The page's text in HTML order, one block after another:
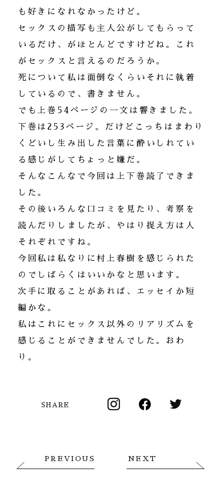
も好きになれなかったけど。
セックスの描写も主人公がしてもらって
いるだけ、がほとんどですけどね。これ
がセックスと言えるのだろうか。
死について私は面倒なくらいそれに執着
しているので、書きません。
でも上巻54ページの一文は響きました。
下巻は253ページ。だけどこっちはまわり
くどいし生み出した言葉に酔いしれてい
る感じがしてちょっと嫌だ。
そんなこんなで今回は上下巻読了できま
した。
その後いろんな口コミを見たり、考察を
読んだりしましたが、やはり捉え方は人
それぞれですね。
今回私は私なりに村上春樹を感じられた
のでしばらくはいいかなと思います。
次手に取ることがあれば、エッセイか短
編かな。
私はこれにセックス以外のリアリズムを
感じることができませんでした。おわ
り。
SHARE
PREVIOUS NEXT